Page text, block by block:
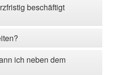
beschäftigt
ich neben dem